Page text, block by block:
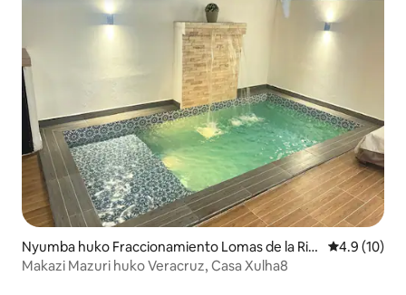
Nyumba huko Fraccionamiento Lomas de la Rioj
a
Ukadiriaji
4.9 (10)
Makazi Mazuri huko Veracruz, Casa Xulha8